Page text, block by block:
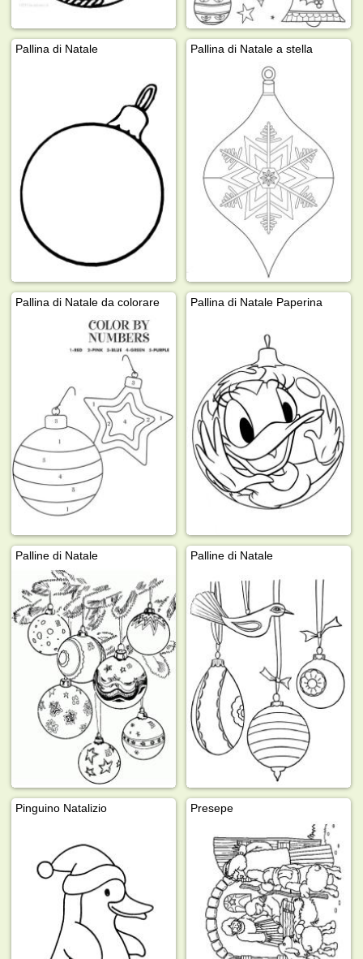
Pallina di Natale Pallina di Natale a stella
Pallina di Natale da colorare Pallina di Natale Paperina
Palline di Natale Palline di Natale
Pinguino Natalizio Presepe